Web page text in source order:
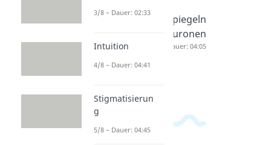
Emotion
Abhängi
gkeit
Dauer: 04:46
Enttäusc
Dauer: 05:01
Spiegeln
euronen
Dauer: 04:05
3/8 – Dauer: 02:33
Intuition
4/8 – Dauer: 04:41
Stigmatisierun
g
5/8 – Dauer: 04:45